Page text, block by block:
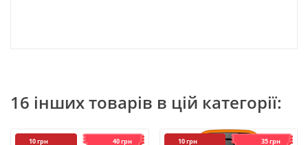
16 інших товарів в цій категорії:
10 грн 40 грн 10 грн 35 грн